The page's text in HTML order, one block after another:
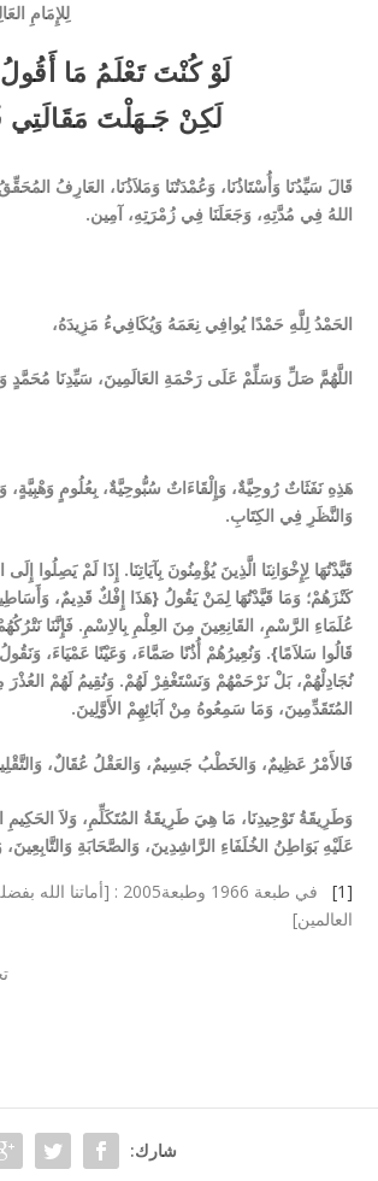
لِلإِمَامِ
لَوْ كُنْتَ تَعْلَمُ مَا
لَكِنْ جَـهَلْتَ
قَالَ سَيِّدُنَا وَأُسْتَاذُنَا، وَعُمْدَتُنَا وَمَلاَذُنَا، العَارِفُ
اللهُ فِي مُدَّتِهِ، وَجَعَلَنَا فِي زُمْرَتِهِ، آمِين.
الحَمْدُ لِلَّهِ حَمْدًا يُوافِي نِعَمَهُ وَيُكَافِيءُ مَزِيدَهُ،
اللَّهُمَّ صَلِّ وَسَلِّمْ عَلَى رَحْمَةِ العَالَمِينَ، سَيِّدِنَا مُحَمَّدٍ
هَذِهِ نَفَثَاتٌ رُوحِيَّةٌ، وَإِلْقَاءَاتٌ سُبُّوحِيَّةٌ، بِعُلُومٍ
وَالنَّظَرِ فِي الكِتَابِ.
قَيَّدْتُهَا لِإِخْوَانِنَا الَّذِينَ يُؤْمِنُونَ بِآيَاتِنَا. إِذَا لَمْ يَصِلُوا
كَنْزَهُمْ؛ وَمَا قَيَّدْتُهَا لِمَنْ يَقُولُ {هَذَا إِفْكٌ قَدِيمٌ،
عُلَمَاءِ الرَّسْمِ، القَانِعِينَ مِنَ العِلْمِ بِالاِسْمِ. فَإِنَّنَا
قَالُوا سَلاَمًا}. وَنُعِيرُهُمْ أُذُنًا صَمَّاءَ، وَعَيْنًا عَمْيَاءَ،
نُجَادِلْهُمْ، بَلْ نَرْحَمْهُمْ وَنَسْتَغْفِرْ لَهُمْ. وَنُقِيمُ لَهُمْ
المُتَقَدِّمِينَ، وَمَا سَمِعُوهُ مِنْ آبَائِهِمْ الأَوَّلِينَ.
فَالأَمْرُ عَظِيمٌ، وَالخَطْبُ جَسِيمٌ، وَالعَقْلُ عُقَالٌ،
وَطَرِيقَةُ تَوْحِيدِنَا، مَا هِيَ طَرِيقَةُ المُتَكَلِّمِ، وَلاَ
عَلَيْهِ بَوَاطِنُ الخُلَفَاءِ الرَّاشِدِينَ، وَالصَّحَابَةِ
[1]
في طبعة 1966
العالمين]
شارك: